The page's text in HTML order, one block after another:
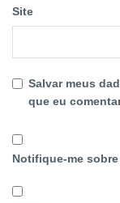
Site
Salvar meus
que eu
Notifique-me